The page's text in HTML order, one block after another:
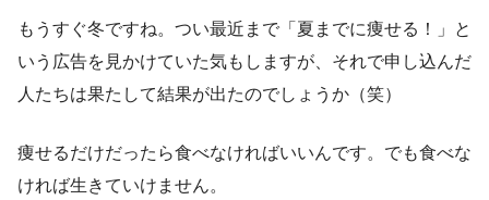
もうすぐ冬ですね。つい最近まで「夏までに痩せる！」と
いう広告を見かけていた気もしますが、それで申し込んだ
人たちは果たして結果が出たのでしょうか（笑）
痩せるだけだったら食べなければいいんです。でも食べな
ければ生きていけません。